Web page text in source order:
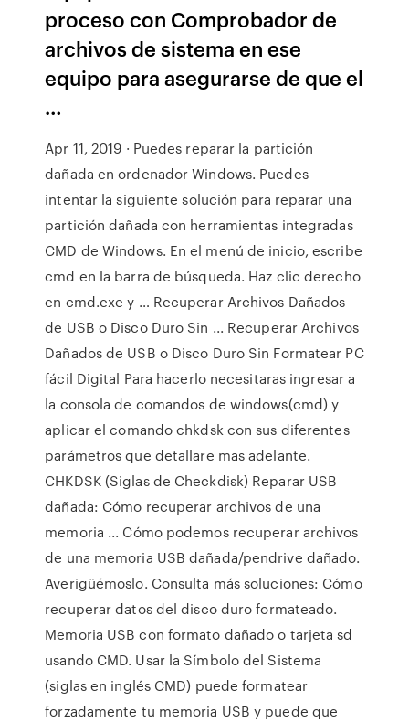
proceso con Comprobador de
archivos de sistema en ese
equipo para asegurarse de que el
…
Apr 11, 2019 · Puedes reparar la partición
dañada en ordenador Windows. Puedes
intentar la siguiente solución para reparar una
partición dañada con herramientas integradas
CMD de Windows. En el menú de inicio, escribe
cmd en la barra de búsqueda. Haz clic derecho
en cmd.exe y … Recuperar Archivos Dañados
de USB o Disco Duro Sin ... Recuperar Archivos
Dañados de USB o Disco Duro Sin Formatear PC
fácil Digital Para hacerlo necesitaras ingresar a
la consola de comandos de windows(cmd) y
aplicar el comando chkdsk con sus diferentes
parámetros que detallare mas adelante.
CHKDSK (Siglas de Checkdisk) Reparar USB
dañada: Cómo recuperar archivos de una
memoria ... Cómo podemos recuperar archivos
de una memoria USB dañada/pendrive dañado.
Averigüémoslo. Consulta más soluciones: Cómo
recuperar datos del disco duro formateado.
Memoria USB con formato dañado o tarjeta sd
usando CMD. Usar la Símbolo del Sistema
(siglas en inglés CMD) puede formatear
forzadamente tu memoria USB y puede que